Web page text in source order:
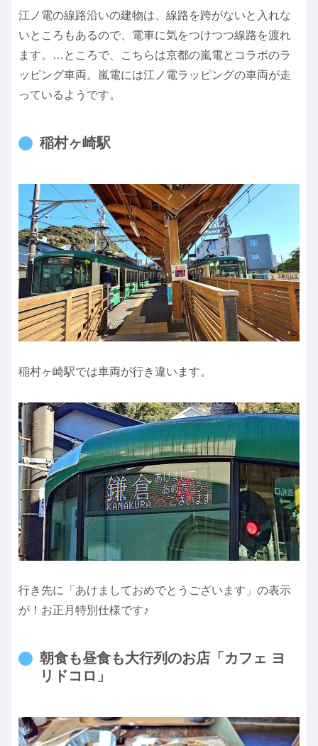
江ノ電の線路沿いの建物は、線路を跨がないと入れな
いところもあるので、電車に気をつけつつ線路を渡れ
ます。…ところで、こちらは京都の嵐電とコラボのラ
ッピング車両。嵐電には江ノ電ラッピングの車両が走
っているようです。
稲村ヶ崎駅
稲村ヶ崎駅では車両が行き違います。
行き先に「あけましておめでとうございます」の表示
が！お正月特別仕様です♪
朝食も昼食も大行列のお店「カフェ ヨ
リドコロ」